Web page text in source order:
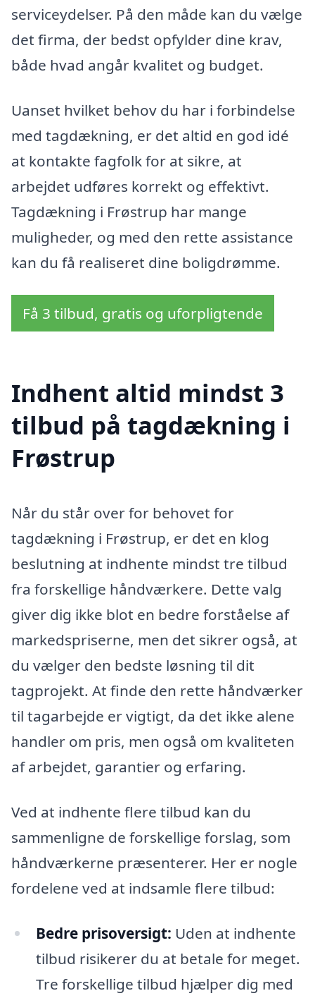
serviceydelser. På den måde kan du vælge
det firma, der bedst opfylder dine krav,
både hvad angår kvalitet og budget.
Uanset hvilket behov du har i forbindelse
med tagdækning, er det altid en god idé
at kontakte fagfolk for at sikre, at
arbejdet udføres korrekt og effektivt.
Tagdækning i Frøstrup har mange
muligheder, og med den rette assistance
kan du få realiseret dine boligdrømme.
Få 3 tilbud, gratis og uforpligtende
Indhent altid mindst 3
tilbud på tagdækning i
Frøstrup
Når du står over for behovet for
tagdækning i Frøstrup, er det en klog
beslutning at indhente mindst tre tilbud
fra forskellige håndværkere. Dette valg
giver dig ikke blot en bedre forståelse af
markedspriserne, men det sikrer også, at
du vælger den bedste løsning til dit
tagprojekt. At finde den rette håndværker
til tagarbejde er vigtigt, da det ikke alene
handler om pris, men også om kvaliteten
af arbejdet, garantier og erfaring.
Ved at indhente flere tilbud kan du
sammenligne de forskellige forslag, som
håndværkerne præsenterer. Her er nogle
fordelene ved at indsamle flere tilbud:
Bedre prisoversigt: Uden at indhente
tilbud risikerer du at betale for meget.
Tre forskellige tilbud hjælper dig med